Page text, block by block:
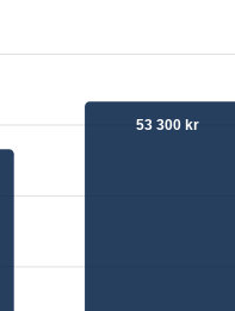
53 300 kr